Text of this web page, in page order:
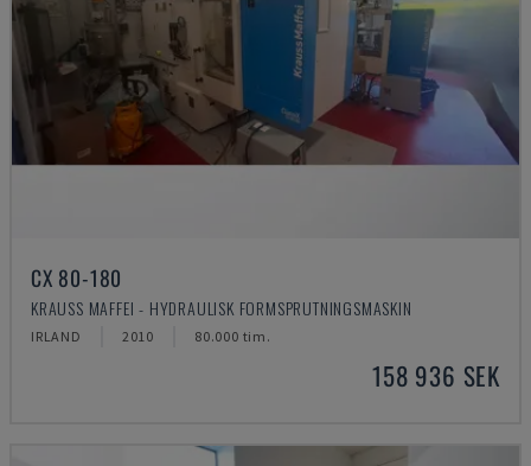
CX 80-180
KRAUSS MAFFEI - HYDRAULISK FORMSPRUTNINGSMASKIN
IRLAND 2010 80.000 tim.
158 936 SEK